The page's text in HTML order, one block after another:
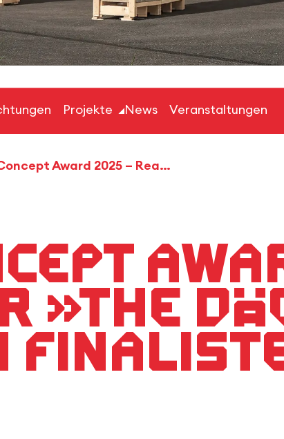
Projekte News Veranstaltungen
Green Concept Award 2025 – Reallabor »The Dächle « unter den Finalisten